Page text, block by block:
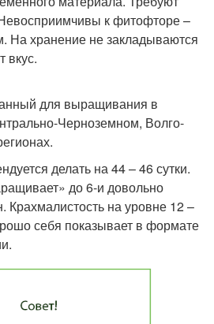
к фитофторе –
На хранение не закладываются
вкус.
для выращивания в
Черноземном, Волго-
делать на 44 – 46 сутки.
до 6-и довольно
Крахмалистость на уровне 12 –
себя показывает в формате